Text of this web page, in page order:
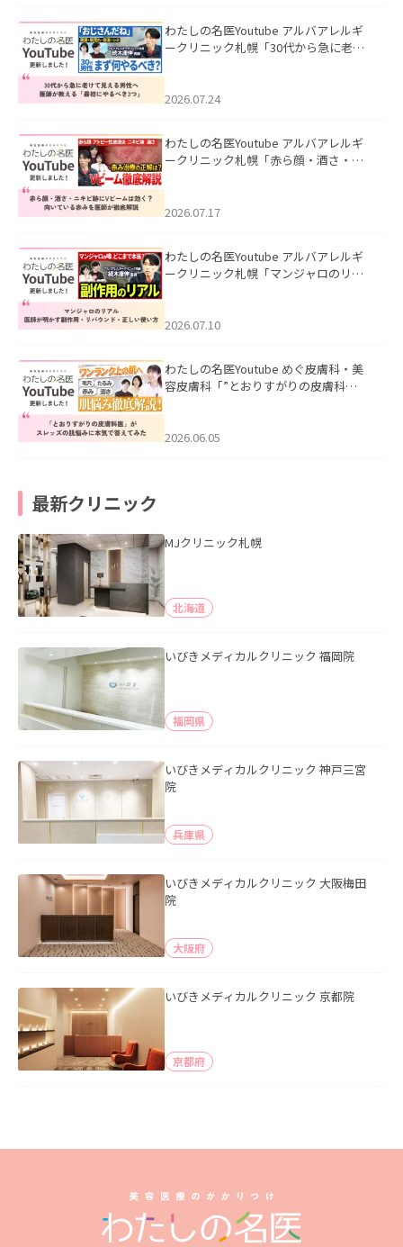
わたしの名医Youtube アルバアレルギ
ークリニック札幌「30代から急に老け
た。
2026.07.24
わたしの名医Youtube アルバアレルギ
ークリニック札幌「赤ら顔・酒さ・ニ
した。
2026.07.17
わたしの名医Youtube アルバアレルギ
ークリニック札幌「マンジャロのリア
た。
2026.07.10
わたしの名医Youtube めぐ皮膚科・美
容皮膚科「”とおりすがりの皮膚科
2026.06.05
最新クリニック
MJクリニック札幌
北海道
いびきメディカルクリニック 福岡院
福岡県
いびきメディカルクリニック 神戸三宮
院
兵庫県
いびきメディカルクリニック 大阪梅田
院
大阪府
いびきメディカルクリニック 京都院
京都府